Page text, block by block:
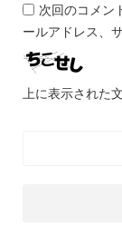
次回のコメン
ールアドレス、
上に表示された